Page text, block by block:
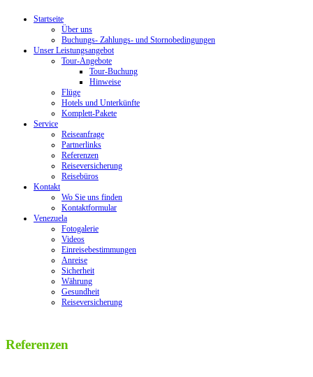
Startseite
Über uns
Buchungs- Zahlungs- und Stornobedingungen
Unser Leistungsangebot
Tour-Angebote
Tour-Buchung
Hinweise
Flüge
Hotels und Unterkünfte
Komplett-Pakete
Service
Reiseanfrage
Partnerlinks
Referenzen
Reiseversicherung
Reisebüros
Kontakt
Wo Sie uns finden
Kontaktformular
Venezuela
Fotogalerie
Videos
Einreisebestimmungen
Anreise
Sicherheit
Währung
Gesundheit
Reiseversicherung
Referenzen